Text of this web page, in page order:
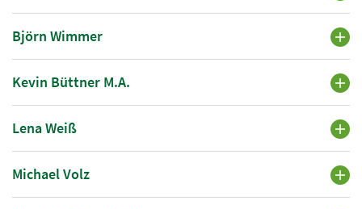
Björn Wimmer
Kevin Büttner M.A.
Lena Weiß
Michael Volz